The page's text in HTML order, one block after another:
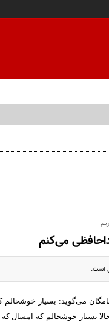
می‌کنم
است.
می‌گوید: بسیار
بسیار خوشحالم که امسال